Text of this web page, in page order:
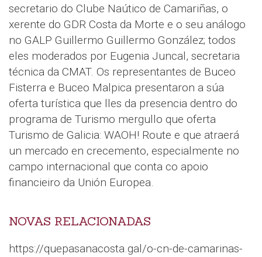
secretario do Clube Naútico de Camariñas, o
xerente do GDR Costa da Morte e o seu análogo
no GALP Guillermo Guillermo González; todos
eles moderados por Eugenia Juncal, secretaria
técnica da CMAT. Os representantes de Buceo
Fisterra e Buceo Malpica presentaron a súa
oferta turística que lles da presencia dentro do
programa de Turismo mergullo que oferta
Turismo de Galicia: WAOH! Route e que atraerá
un mercado en crecemento, especialmente no
campo internacional que conta co apoio
financieiro da Unión Europea.
NOVAS RELACIONADAS
https://quepasanacosta.gal/o-cn-de-camarinas-